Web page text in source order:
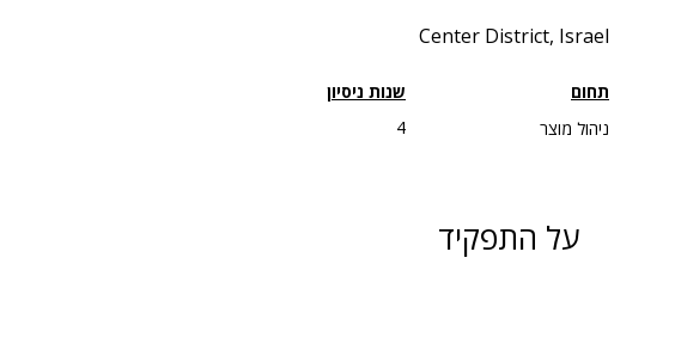
Center District, Israel
שנות ניסיון
תחום
4
ניהול מוצר
על התפקיד